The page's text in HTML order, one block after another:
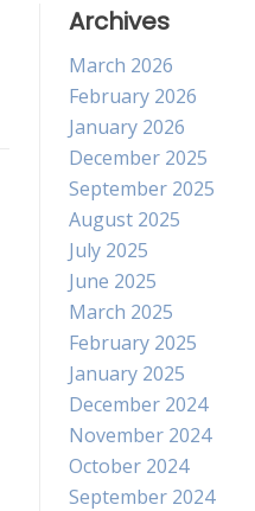
Archives
March 2026
February 2026
January 2026
December 2025
September 2025
August 2025
July 2025
June 2025
March 2025
February 2025
January 2025
December 2024
November 2024
October 2024
September 2024